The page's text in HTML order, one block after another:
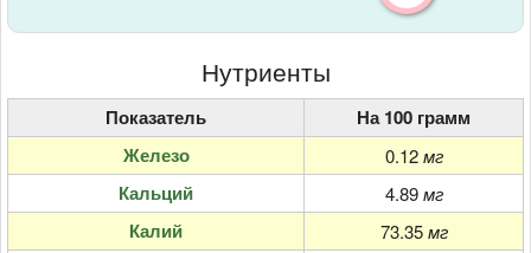
Нутриенты
Показатель
На 100 грамм
Железо
0.12 мг
Кальций 4.89 мг
Калий 73.35 мг